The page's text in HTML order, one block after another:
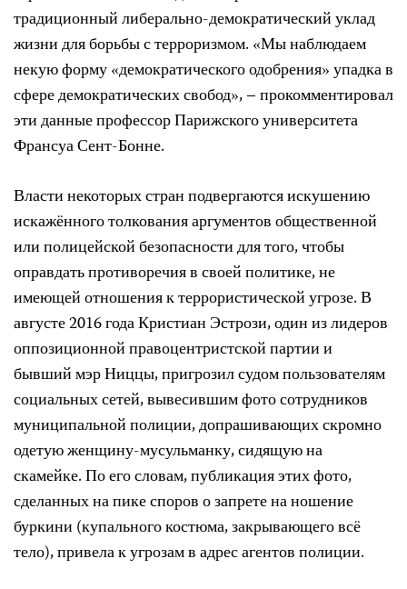
традиционный либерально-демократический уклад
жизни для борьбы с терроризмом. «Мы наблюдаем
некую форму «демократического одобрения» упадка в
сфере демократических свобод», – прокомментировал
эти данные профессор Парижского университета
Франсуа Сент-Бонне.
Власти некоторых стран подвергаются искушению
искажённого толкования аргументов общественной
или полицейской безопасности для того, чтобы
оправдать противоречия в своей политике, не
имеющей отношения к террористической угрозе. В
августе 2016 года Кристиан Эстрози, один из лидеров
оппозиционной правоцентристской партии и
бывший мэр Ниццы, пригрозил судом пользователям
социальных сетей, вывесившим фото сотрудников
муниципальной полиции, допрашивающих скромно
одетую женщину-мусульманку, сидящую на
скамейке. По его словам, публикация этих фото,
сделанных на пике споров о запрете на ношение
буркини (купального костюма, закрывающего всё
тело), привела к угрозам в адрес агентов полиции.